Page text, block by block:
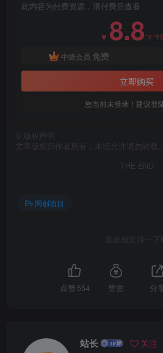
此内容为付费资源，请付费后查看
￥ 8.8￥
中级会员 免费
立即购买
您当前未登录！建议登
版权声明
文章版权归作者所有，未经允许请勿转载。
THE END
网创项目
喜欢就支持一下
点赞 554 赞赏 分
站长 关注